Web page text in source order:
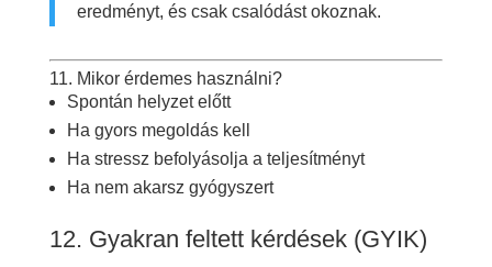
eredményt, és csak csalódást okoznak.
11. Mikor érdemes használni?
Spontán helyzet előtt
Ha gyors megoldás kell
Ha stressz befolyásolja a teljesítményt
Ha nem akarsz gyógyszert
12. Gyakran feltett kérdések (GYIK)